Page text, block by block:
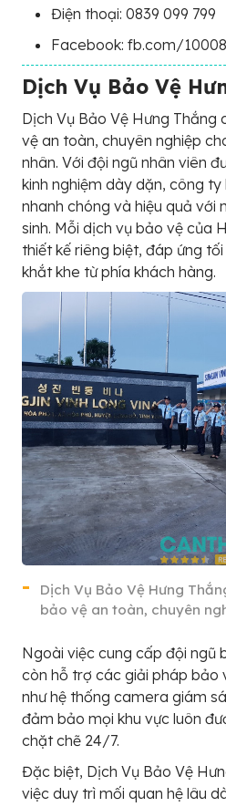
Điện thoại: 0839 099 799
Facebook: fb.com/
Dịch Vụ Bảo Vệ
Dịch Vụ Bảo Vệ Hưng Thắng
vệ an toàn, chuyên nghiệp
nhân. Với đội ngũ nhân viên
kinh nghiệm dày dặn, công
nhanh chóng và hiệu quả với
sinh. Mỗi dịch vụ bảo vệ của
thiết kế riêng biệt, đáp ứng
khắt khe từ phía khách hàng.
Dịch Vụ Bảo Vệ Hưng
bảo vệ an toàn, chuyên
Ngoài việc cung cấp đội ngũ
còn hỗ trợ các giải pháp bảo
như hệ thống camera giám
đảm bảo mọi khu vực luôn
chặt chẽ 24/7.
Đặc biệt, Dịch Vụ Bảo Vệ
việc duy trì mối quan hệ lâu